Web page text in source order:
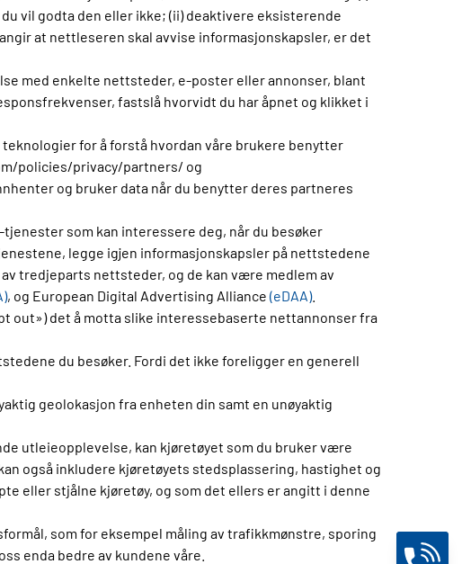
vil godta den eller ikke; (ii) deaktivere eksisterende
at nettleseren skal avvise informasjonskapsler, er det
med enkelte nettsteder, e-poster eller annonser, blant
fastslå hvorvidt du har åpnet og klikket i
for å forstå hvordan våre brukere benytter
policies/privacy/partners/ og
og bruker data når du benytter deres partneres
som kan interessere deg, når du besøker
legge igjen informasjonskapsler på nettstedene
tredjeparts nettsteder, og de kan være medlem av
, og European Digital Advertising Alliance (eDAA).
out») det å motta slike interessebaserte nettannonser fra
du besøker. Fordi det ikke foreligger en generell
geolokasjon fra enheten din samt en unøyaktig
utleieopplevelse, kan kjøretøyet som du bruker være
også inkludere kjøretøyets stedsplassering, hastighet og
eller stjålne kjøretøy, og som det ellers er angitt i denne
som for eksempel måling av trafikkmønstre, sporing
enda bedre av kundene våre.